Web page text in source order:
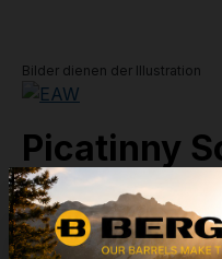
Bilder dienen der Illustration
Picatinny
BERGARA B14 LA 20
Artikelnummer:32-